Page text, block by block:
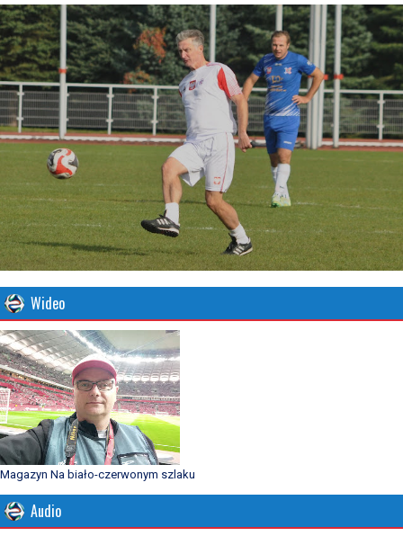
Wideo
Magazyn Na biało-czerwonym szlaku
Audio